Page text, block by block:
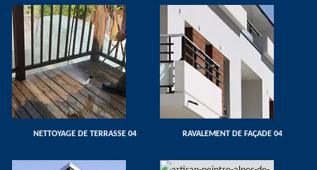
NETTOYAGE DE TERRASSE 04 RAVALEMENT DE FAÇADE 04